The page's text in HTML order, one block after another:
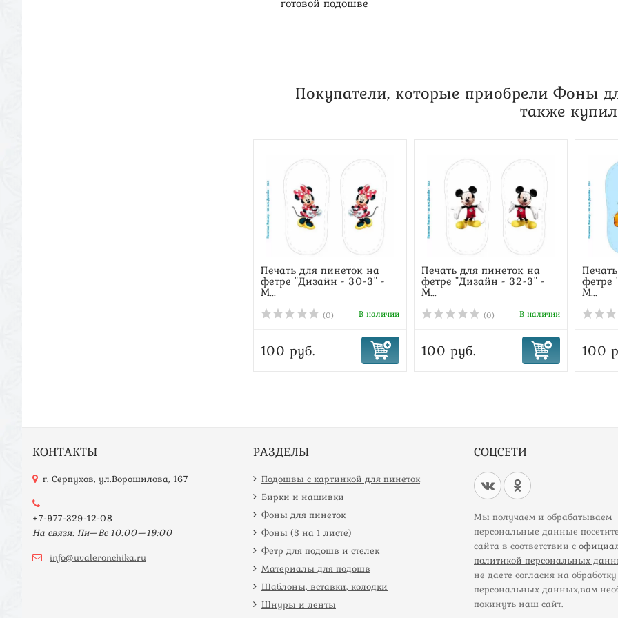
Покупатели, которые приобрели Фоны
также
Печать для пинеток на
фетре "Дизайн - 30-3" -
М...
(0) В наличии
100 руб.
Печать для пинеток на
фетре "Дизайн - 32-3" -
М...
(0) В наличии
100 руб.
фетре
М...
100
КОНТАКТЫ
г. Серпухов, ул.Ворошилова, 167
+7-977-329-12-08
На связи: Пн—Вс 10:00—19:00
info@uvaleronchika.ru
РАЗДЕЛЫ
Подошвы с картинкой для пинеток
Бирки и нашивки
Фоны для пинеток
Фоны (3 на 1 листе)
Фетр для подошв и стелек
Материалы для подошв
Шаблоны, вставки, колодки
Шнуры и ленты
СОЦСЕТИ
Мы получаем и обрабатываем
персональные данные
сайта в соответствии с
политикой персональных
не даете согласия на
персональных данных,вам
покинуть наш сайт.